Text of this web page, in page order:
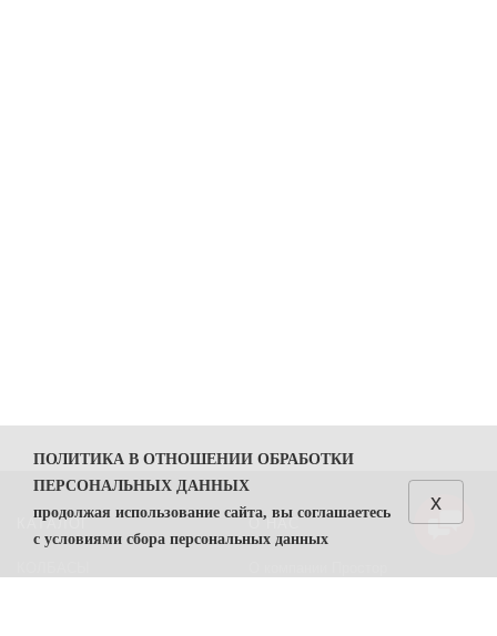
КАТАЛОГ О НАС
ПОЛИТИКА В ОТНОШЕНИИ ОБРАБОТКИ
ПЕРСОНАЛЬНЫХ ДАННЫХ
продолжая использование сайта, вы соглашаетесь
с условиями сбора персональных данных
x